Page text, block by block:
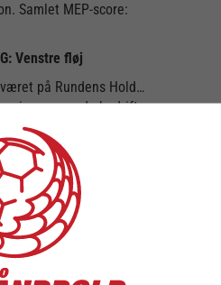
Samlet MEP-score:
Venstre fløj
på Rundens Hold…
imponerende bedrift,
vi har i
Men Bjerre er tilbage
runde er det især
der skal
blot laver 2 mål fra
alle sine 7
er bare stabil, ham
MEP-score: 4,35